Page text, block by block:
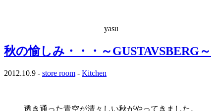
yasu
秋の愉しみ・・・～GUSTAVSBERG～
2012.10.9 - store room - Kitchen
透き通った青空が清々しい秋がやってきました。